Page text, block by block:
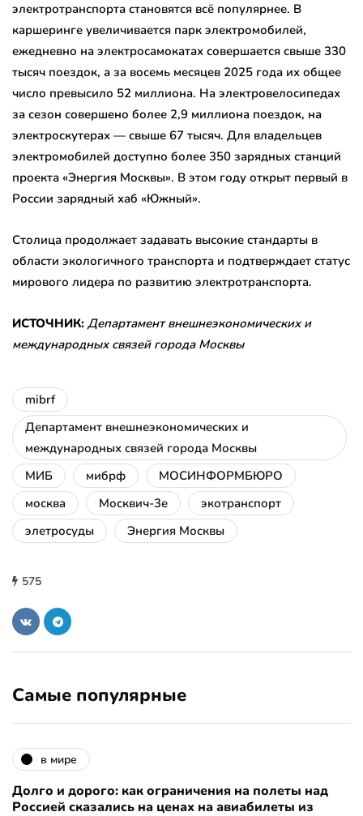
электротранспорта становятся всё популярнее. В
каршеринге увеличивается парк электромобилей,
ежедневно на электросамокатах совершается свыше 330
тысяч поездок, а за восемь месяцев 2025 года их общее
число превысило 52 миллиона. На электровелосипедах
за сезон совершено более 2,9 миллиона поездок, на
электроскутерах — свыше 67 тысяч. Для владельцев
электромобилей доступно более 350 зарядных станций
проекта «Энергия Москвы». В этом году открыт первый в
России зарядный хаб «Южный».
Столица продолжает задавать высокие стандарты в
области экологичного транспорта и подтверждает статус
мирового лидера по развитию электротранспорта.
ИСТОЧНИК: Департамент внешнеэкономических и
международных связей города Москвы
mibrf
Департамент внешнеэкономических и
международных связей города Москвы
МИБ
мибрф
МОСИНФОРМБЮРО
москва
Москвич-3е
экотранспорт
элетросуды
Энергия Москвы
575
Самые популярные
в мире
Долго и дорого: как ограничения на полеты над
Россией сказались на ценах на авиабилеты из